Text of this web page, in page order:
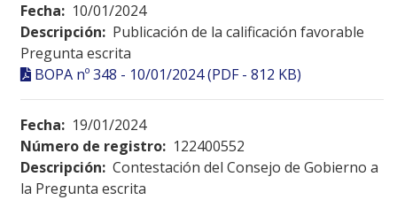
Fecha: 10/01/2024
Descripción: Publicación de la calificación favorable
Pregunta escrita
BOPA nº 348 - 10/01/2024 (PDF - 812 KB)
Fecha: 19/01/2024
Número de registro: 122400552
Descripción: Contestación del Consejo de Gobierno a
la Pregunta escrita